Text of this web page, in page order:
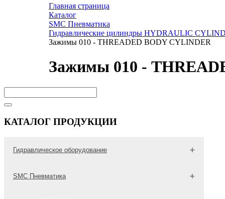
Главная страница
Каталог
SMC Пневматика
Гидравлические цилиндры HYDRAULIC
Зажимы 010 - THREADED BODY CYLINDER
Зажимы 010 -
КАТАЛОГ ПРОДУКЦИИ
Гидравлическое оборудование
Гидравлические трубы
SMC Пневматика